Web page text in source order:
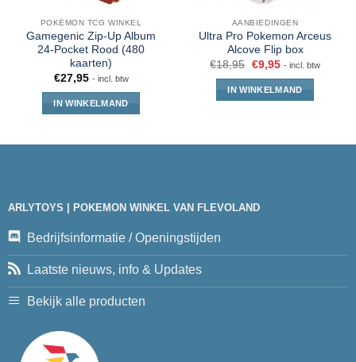
POKÉMON TCG WINKEL
Gamegenic Zip-Up Album
24-Pocket Rood (480
kaarten)
€27,95 - incl. btw
IN WINKELMAND
AANBIEDINGEN
Ultra Pro Pokemon Arceus
Alcove Flip box
€18,95 €9,95 - incl. btw
IN WINKELMAND
ARLYTOYS | POKEMON WINKEL VAN FLEVOLAND
Bedrijfsinformatie / Openingstijden
Laatste nieuws, info & Updates
Bekijk alle producten